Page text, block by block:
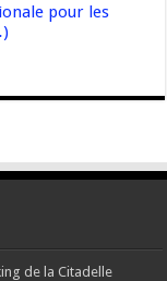
pour les
de la Citadelle